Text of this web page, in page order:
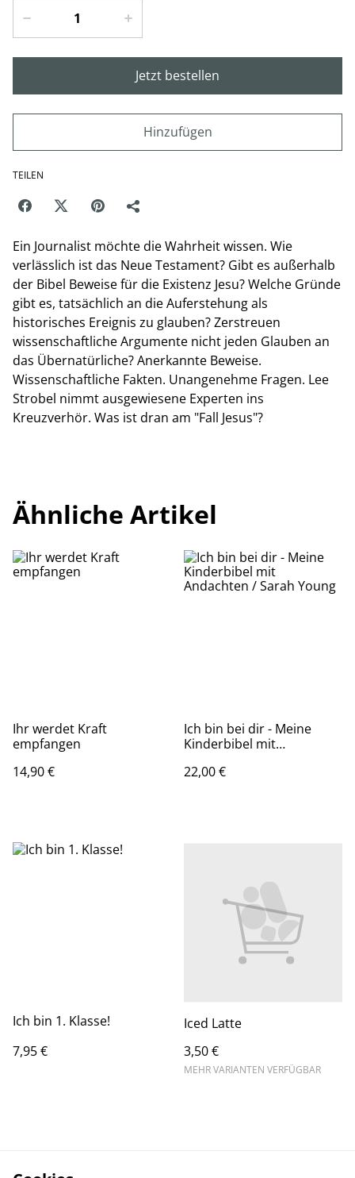
Jetzt bestellen
Hinzufügen
TEILEN
Ein Journalist möchte die Wahrheit wissen. Wie
verlässlich ist das Neue Testament? Gibt es außerhalb
der Bibel Beweise für die Existenz Jesu? Welche Gründe
gibt es, tatsächlich an die Auferstehung als
historisches Ereignis zu glauben? Zerstreuen
wissenschaftliche Argumente nicht jeden Glauben an
das Übernatürliche? Anerkannte Beweise.
Wissenschaftliche Fakten. Unangenehme Fragen. Lee
Strobel nimmt ausgewiesene Experten ins
Kreuzverhör. Was ist dran am "Fall Jesus"?
Ähnliche Artikel
Ihr werdet Kraft
empfangen
14,90 €
Ich bin bei dir - Meine
Kinderbibel mit
22,00 €
Ich bin 1. Klasse!
7,95 €
Iced Latte
3,50 €
MEHR VARIANTEN VERFÜGBAR